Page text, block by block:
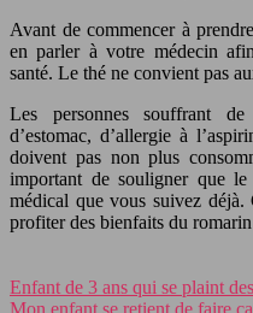
Avant de commencer à
en parler à votre médecin
santé. Le thé ne convient pas
Les personnes souffrant de
d’estomac, d’allergie à
doivent pas non plus
important de souligner que
médical que vous suivez
profiter des bienfaits du
Enfant de 3 ans qui se plaint
Mon enfant se retient de faire